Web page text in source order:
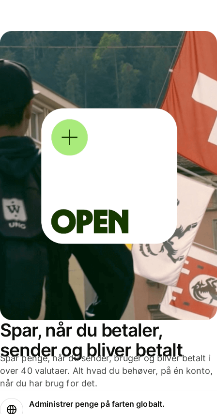
Spar, når du betaler,
sender og bliver betalt
Spar penge, når du sender, bruger og bliver betalt i
over 40 valutaer. Alt hvad du behøver, på én konto,
når du har brug for det.
Administrer penge på farten globalt.